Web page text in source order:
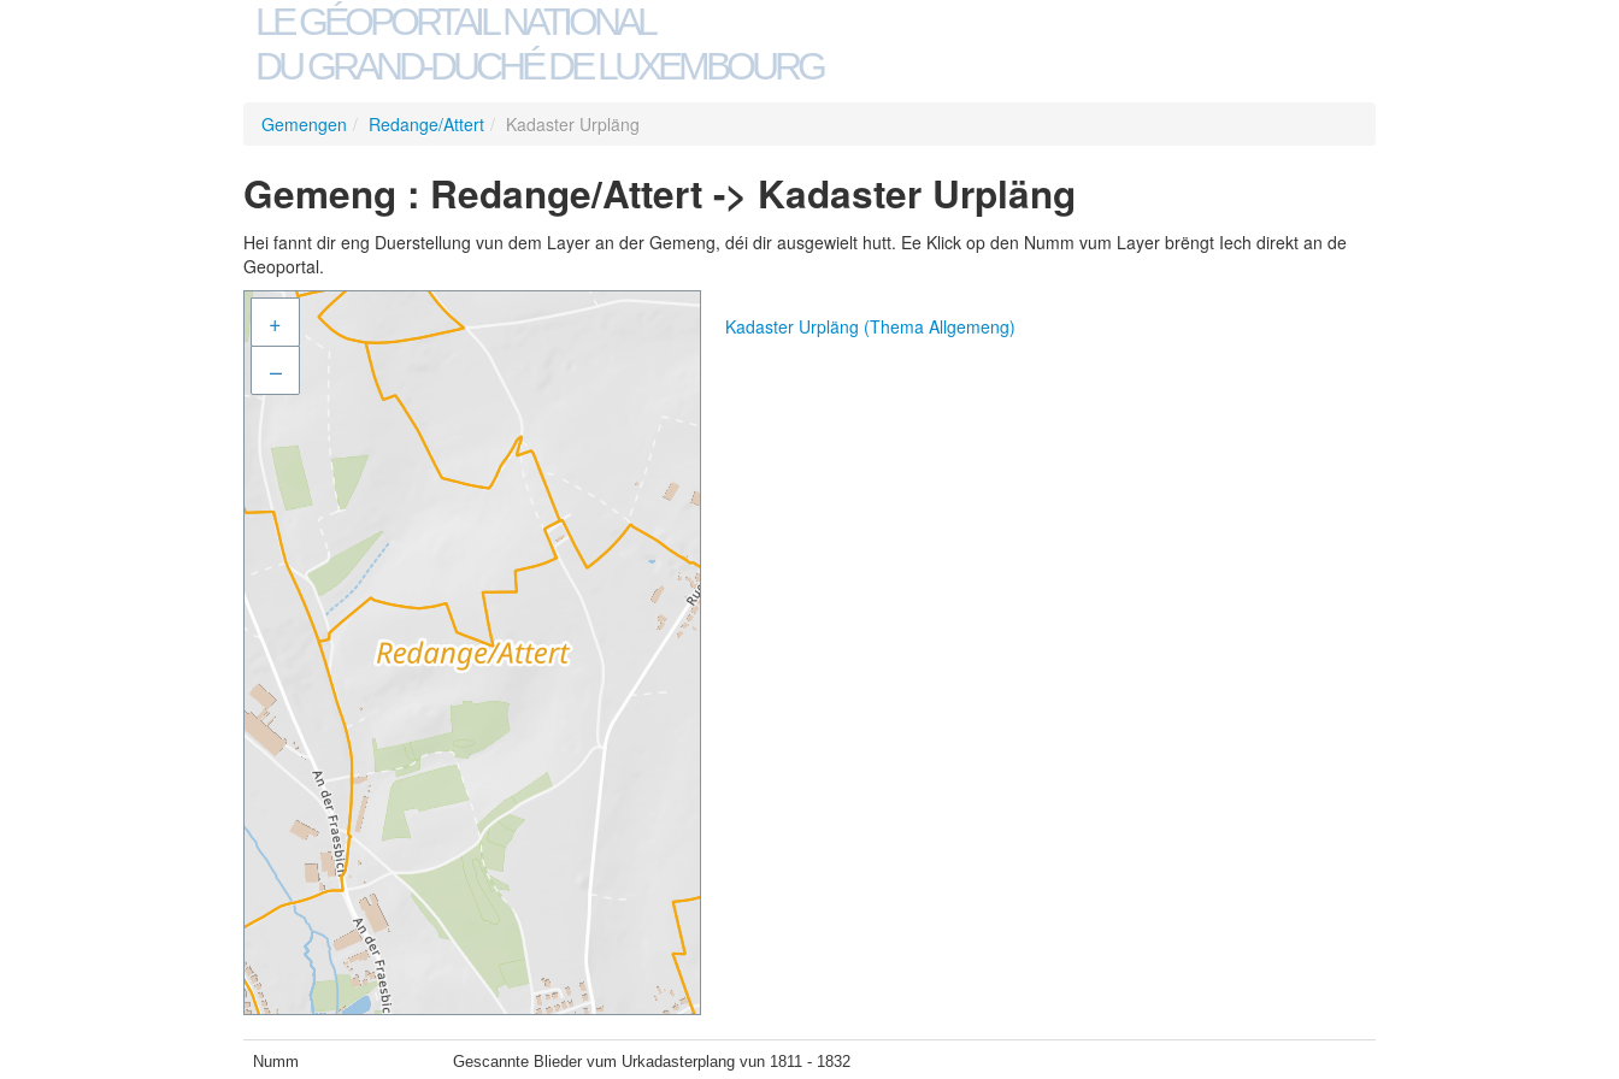
LE GÉOPORTAIL NATIONAL
DU GRAND-DUCHÉ DE LUXEMBOURG
Gemengen / Redange/Attert / Kadaster Urpläng
Gemeng : Redange/Attert -> Kadaster Urpläng
Hei fannt dir eng Duerstellung vun dem Layer an der Gemeng, déi dir ausgewielt hutt. Ee Klick op den Numm vum Layer brëngt Iech direkt an de
Geoportal.
+
–
Kadaster Urpläng (Thema Allgemeng)
Numm Gescannte Blieder vum Urkadasterplang vun 1811 - 1832